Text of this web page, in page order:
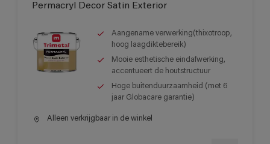
Permacryl Decor Satin Exterior
Aangename verwerking(thixotroop,
hoog laagdiktebereik)
Mooie esthetische eindafwerking,
accentueert de houtstructuur
Hoge buitenduurzaamheid (met 6
jaar Globacare garantie)
Alleen verkrijgbaar in de winkel